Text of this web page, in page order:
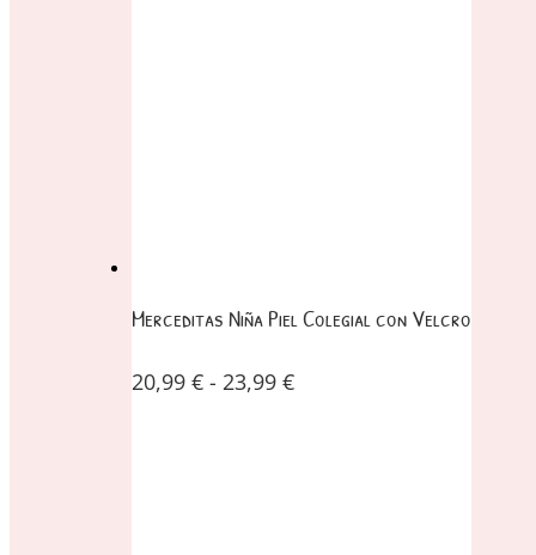
Merceditas Niña Piel Colegial con Velcro
20,99 € - 23,99 €